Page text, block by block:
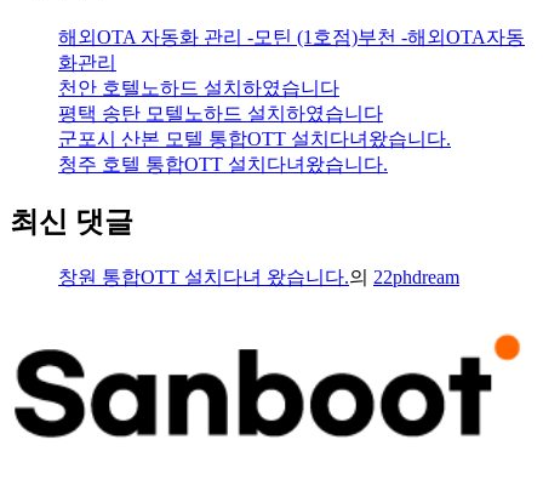
해외OTA 자동화 관리 -모틴 (1호점)부천 -해외OTA자동
화관리
천안 호텔노하드 설치하였습니다
평택 송탄 모텔노하드 설치하였습니다
군포시 산본 모텔 통합OTT 설치다녀왔습니다.
청주 호텔 통합OTT 설치다녀왔습니다.
최신 댓글
창원 통합OTT 설치다녀 왔습니다.의 22phdream